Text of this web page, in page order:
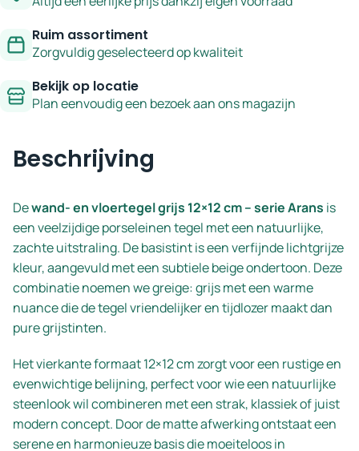
aantal
Ruim assortiment
Zorgvuldig geselecteerd op kwaliteit
Bekijk op locatie
Plan eenvoudig een bezoek aan ons magazijn
Beschrijving
Dewand- en vloertegel grijs 12×12 cm – serie Arans is
een veelzijdige porseleinen tegel met een natuurlijke,
zachte uitstraling. De basistint is een verfijnde lichtgrijze
kleur, aangevuld met een subtiele beige ondertoon. Deze
combinatie noemen we greige: grijs met een warme
nuance die de tegel vriendelijker en tijdlozer maakt dan
pure grijstinten.
Het vierkante formaat 12×12 cm zorgt voor een rustige en
evenwichtige belijning, perfect voor wie een natuurlijke
steenlook wil combineren met een strak, klassiek of juist
modern concept. Door de matte afwerking ontstaat een
serene en harmonieuze basis die moeiteloos in